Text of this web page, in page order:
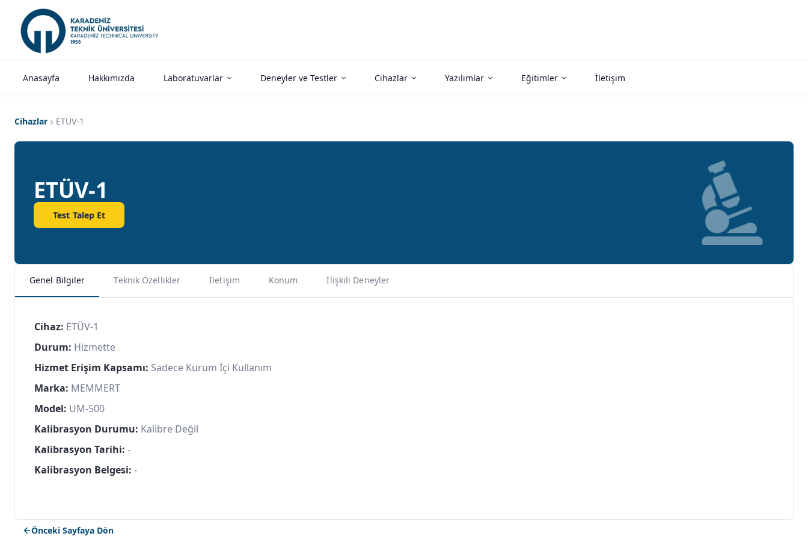
Anasayfa Hakkımızda Laboratuvarlar Deneyler ve Testler Cihazlar Yazılımlar Eğitimler İletişim
Cihazlar ETÜV-1
ETÜV-1
Test Talep Et
Genel Bilgiler Teknik Özellikler İletişim Konum İlişkili Deneyler
Cihaz: ETÜV-1
Durum: Hizmette
Hizmet Erişim Kapsamı: Sadece Kurum İçi Kullanım
Marka: MEMMERT
Model: UM-500
Kalibrasyon Durumu: Kalibre Değil
Kalibrasyon Tarihi: -
Kalibrasyon Belgesi: -
Önceki Sayfaya Dön